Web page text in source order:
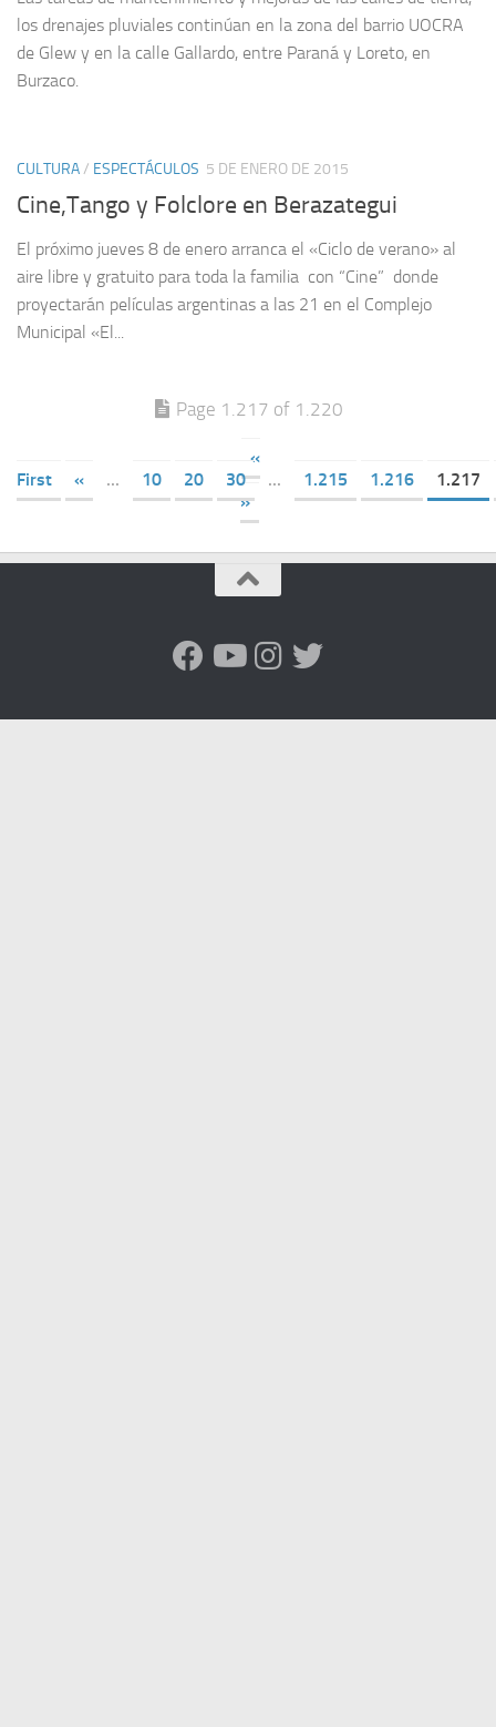
los drenajes pluviales continúan en la zona del barrio UOCRA
de Glew y en la calle Gallardo, entre Paraná y Loreto, en
Burzaco.
CULTURA/ ESPECTÁCULOS 5 DE ENERO DE 2015
Cine,Tango y Folclore en Berazategui
El próximo jueves 8 de enero arranca el «Ciclo de verano» al
aire libre y gratuito para toda la familia con “Cine” donde
proyectarán películas argentinas a las 21 en el Complejo
Municipal «El...
Page 1.217 of 1.220
«
First
« ... 10 20 30 ... 1.215 1.216
1.217
»